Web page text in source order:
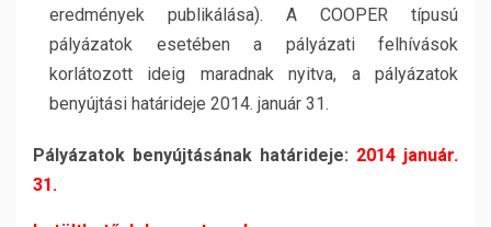
eredmények publikálása). A COOPER típusú
pályázatok esetében a pályázati felhívások
korlátozott ideig maradnak nyitva, a pályázatok
benyújtási határideje 2014. január 31.
Pályázatok benyújtásának határideje: 2014 január.
31.